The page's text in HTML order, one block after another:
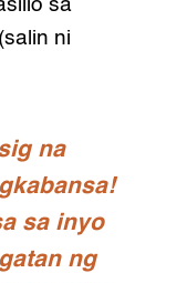
sa
ni
na
sa inyo
ng